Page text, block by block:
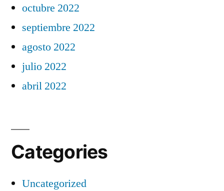
octubre 2022
septiembre 2022
agosto 2022
julio 2022
abril 2022
Categories
Uncategorized